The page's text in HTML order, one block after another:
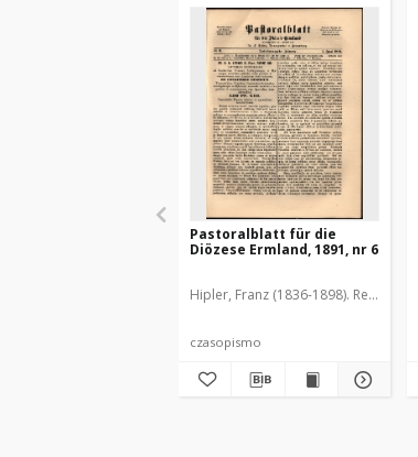
Pastoralblatt für die
Diözese Ermland, 1891, nr 6
Hipler, Franz (1836-1898). Red.
czasopismo